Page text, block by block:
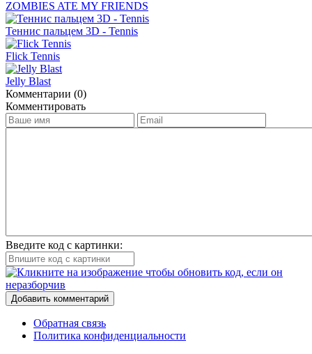
ZOMBIES ATE MY FRIENDS
Теннис пальцем 3D - Tennis
Flick Tennis
Jelly Blast
Комментарии (0)
Комментировать
Введите код с картинки:
Добавить комментарий
Обратная связь
Политика конфиденциальности